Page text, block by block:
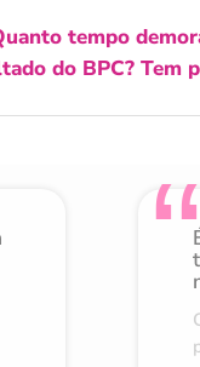
tempo
do BPC? Tem